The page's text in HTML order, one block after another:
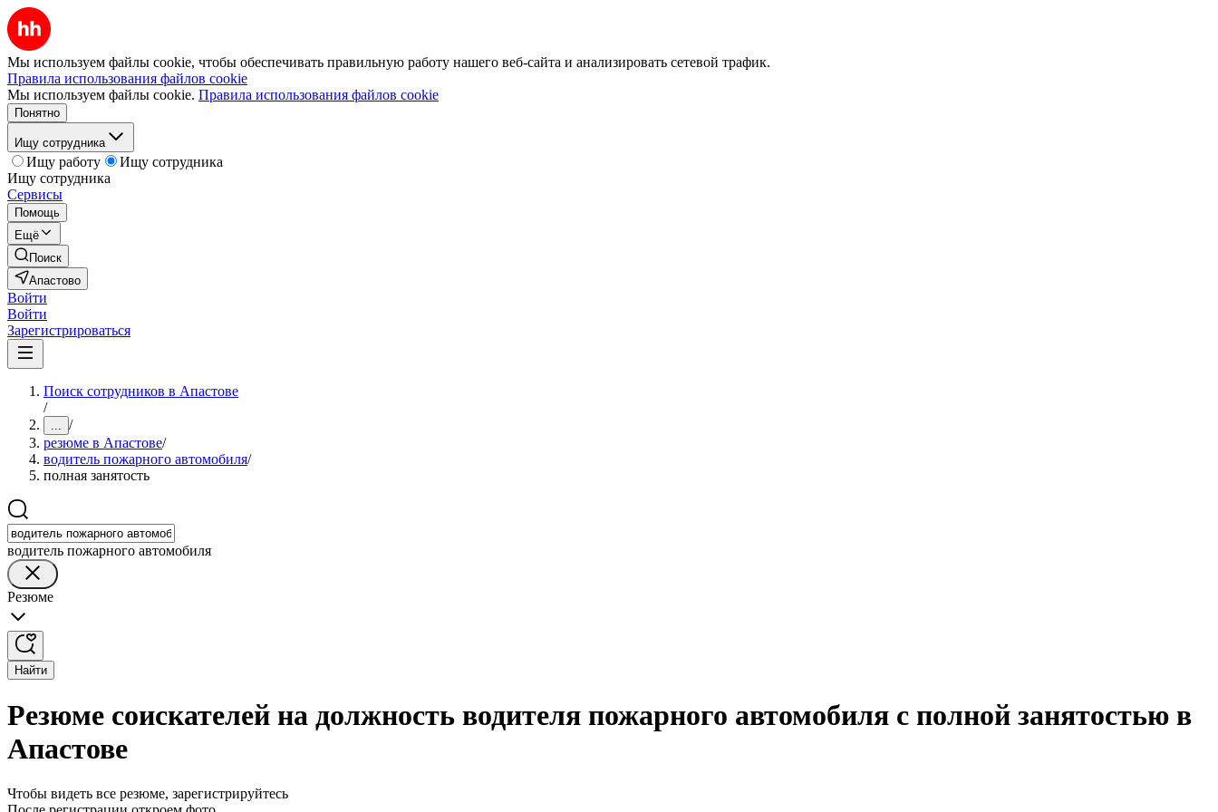
Мы используем файлы cookie, чтобы обеспечивать правильную работу нашего веб-сайта и анализировать сетевой трафик.
Правила использования файлов cookie
Мы используем файлы cookie. Правила использования файлов cookie
Понятно
Ищу сотрудника
Ищу работу
Ищу сотрудника
Ищу сотрудника
Сервисы
Помощь
Ещё
Поиск
Апастово
Войти
Войти
Зарегистрироваться
Поиск сотрудников в Апастове
/
... /
резюме в Апастове/
водитель пожарного автомобиля/
полная занятость
водитель пожарного автомобиля
Резюме
Найти
Резюме соискателей на должность водителя пожарного автомобиля с полной занятостью в
Апастове
Чтобы видеть все резюме, зарегистрируйтесь